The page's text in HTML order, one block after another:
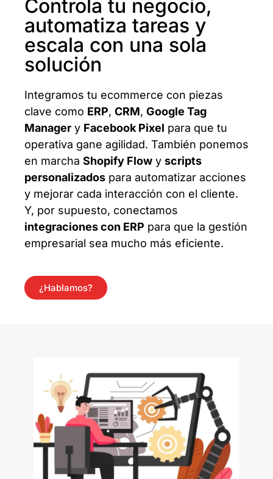
Controla tu negocio,
automatiza tareas y
escala con una sola
solución
Integramos tu ecommerce con piezas
clave como ERP, CRM, Google Tag
Manager y Facebook Pixel para que tu
operativa gane agilidad. También ponemos
en marcha Shopify Flow y scripts
personalizados para automatizar acciones
y mejorar cada interacción con el cliente.
Y, por supuesto, conectamos
integraciones con ERP para que la gestión
empresarial sea mucho más eficiente.
¿Hablamos?